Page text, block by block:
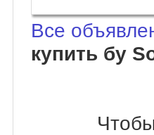
Все
купить бу